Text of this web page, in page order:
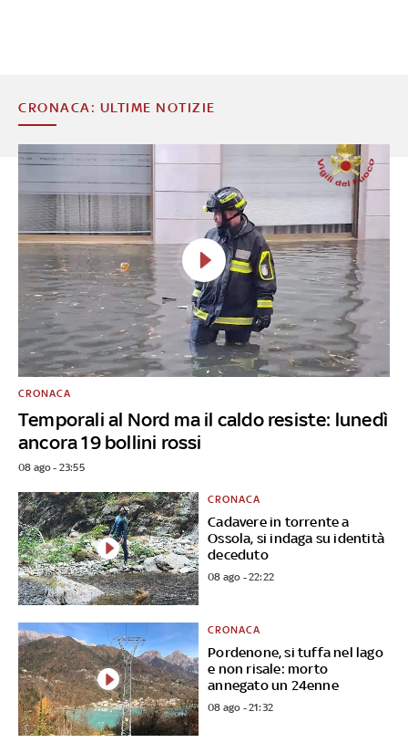
CRONACA: ULTIME NOTIZIE
Temporali al Nord ma il caldo resiste: lunedì
ancora 19 bollini rossi
CRONACA
08 ago - 23:55
Cadavere in torrente a
Ossola, si indaga su identità
deceduto
CRONACA
08 ago - 22:22
Pordenone, si tuffa nel lago
e non risale: morto
annegato un 24enne
CRONACA
08 ago - 21:32